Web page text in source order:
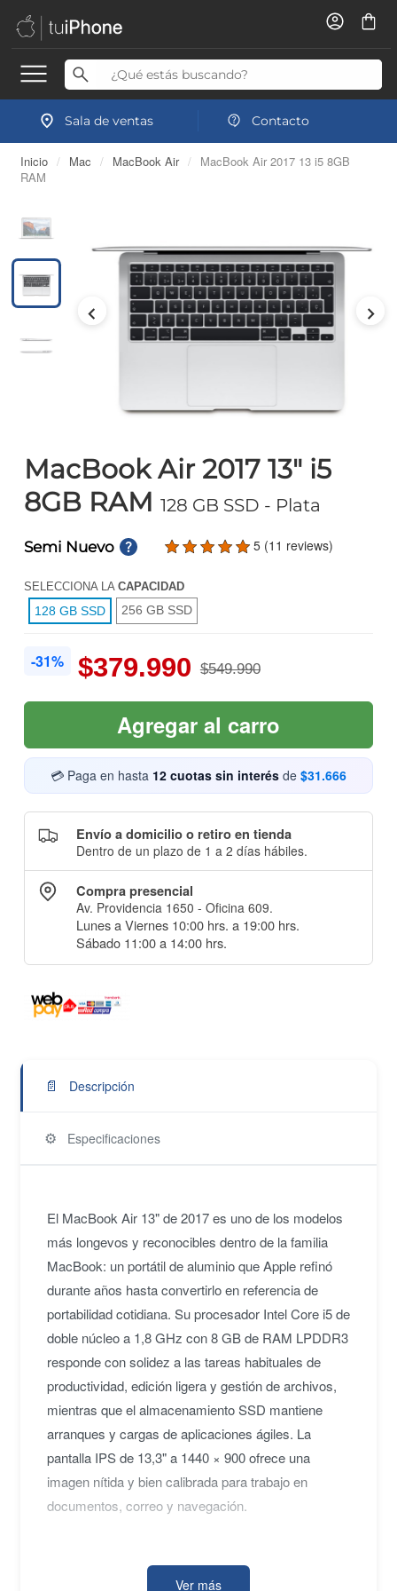
Sala de ventas Contacto
Inicio / Mac / MacBook Air / MacBook Air 2017 13 i5 8GB
RAM
MacBook Air 2017 13" i5
8GB RAM 128 GB SSD - Plata
Semi Nuevo 5 (11 reviews)
SELECCIONA LA CAPACIDAD
128 GB SSD 256 GB SSD
-31% $379.990 $549.990
Agregar al carro
💳 Paga en hasta 12 cuotas sin interés de $31.666
Envío a domicilio o retiro en tienda
Dentro de un plazo de 1 a 2 días hábiles.
Compra presencial
Av. Providencia 1650 - Oficina 609.
Lunes a Viernes 10:00 hrs. a 19:00 hrs.
Sábado 11:00 a 14:00 hrs.
📄 Descripción
⚙️ Especificaciones
El MacBook Air 13" de 2017 es uno de los modelos
más longevos y reconocibles dentro de la familia
MacBook: un portátil de aluminio que Apple refinó
durante años hasta convertirlo en referencia de
portabilidad cotidiana. Su procesador Intel Core i5 de
doble núcleo a 1,8 GHz con 8 GB de RAM LPDDR3
responde con solidez a las tareas habituales de
productividad, edición ligera y gestión de archivos,
mientras que el almacenamiento SSD mantiene
arranques y cargas de aplicaciones ágiles. La
pantalla IPS de 13,3" a 1440 × 900 ofrece una
imagen nítida y bien calibrada para trabajo en
documentos, correo y navegación.
En conectividad, el equipo integra dos puertos USB
Ver más